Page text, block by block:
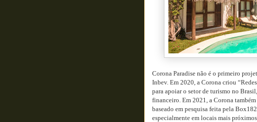
Corona Paradise não é o primeiro
Inbev. Em 2020, a Corona criou
para apoiar o setor de turismo no
financeiro. Em 2021, a Corona
baseado em pesquisa feita pela
especialmente em locais mais